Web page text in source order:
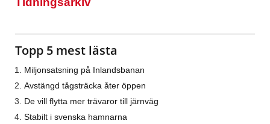
Topp 5 mest lästa
Miljonsatsning på Inlandsbanan
Avstängd tågsträcka åter öppen
De vill flytta mer trävaror till järnväg
Stabilt i svenska hamnarna